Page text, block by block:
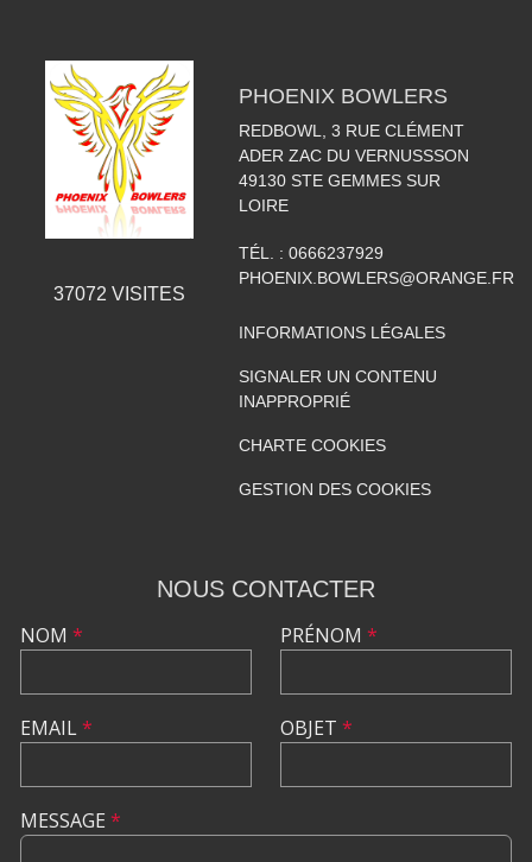
37072 VISITES
PHOENIX BOWLERS
REDBOWL, 3 RUE CLÉMENT
ADER ZAC DU VERNUSSSON
49130 STE GEMMES SUR
LOIRE
TÉL. : 0666237929
PHOENIX.BOWLERS@ORANGE.FR
INFORMATIONS LÉGALES
SIGNALER UN CONTENU
INAPPROPRIÉ
CHARTE COOKIES
GESTION DES COOKIES
NOUS CONTACTER
NOM *
EMAIL*
PRÉNOM *
OBJET *
MESSAGE *